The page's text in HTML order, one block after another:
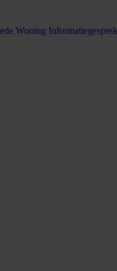
Woning Informatiegesprek